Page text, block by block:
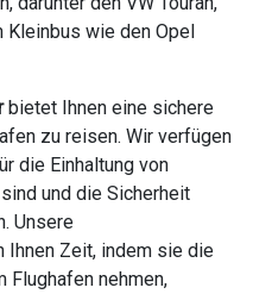
Kleinbus wie den Opel
bietet Ihnen eine sichere
zu reisen. Wir verfügen
die Einhaltung von
und die Sicherheit
Unsere
Ihnen Zeit, indem sie die
Flughafen nehmen,